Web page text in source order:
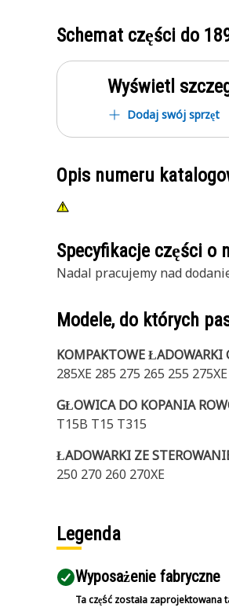
Schemat części do
Wyświetl
Dodaj swój sprzęt
Opis numeru
Specyfikacje części o
Nadal pracujemy nad
Modele, do których
KOMPAKTOWE ŁADOWARKI
285XE 285 275 265 255 275XE
GŁOWICA DO KOPANIA
T15B T15 T315
ŁADOWARKI ZE
250 270 260 270XE
Legenda
Wyposażenie fabryczne
Ta część została